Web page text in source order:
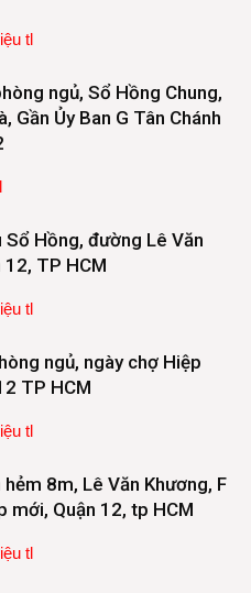
tl
ngủ, Sổ Hồng Chung,
Gần Ủy Ban G Tân Chánh
Sổ Hồng, đường Lê Văn
12, TP HCM
tl
ngủ, ngày chợ Hiệp
TP HCM
tl
8m, Lê Văn Khương, F
mới, Quận 12, tp HCM
tl